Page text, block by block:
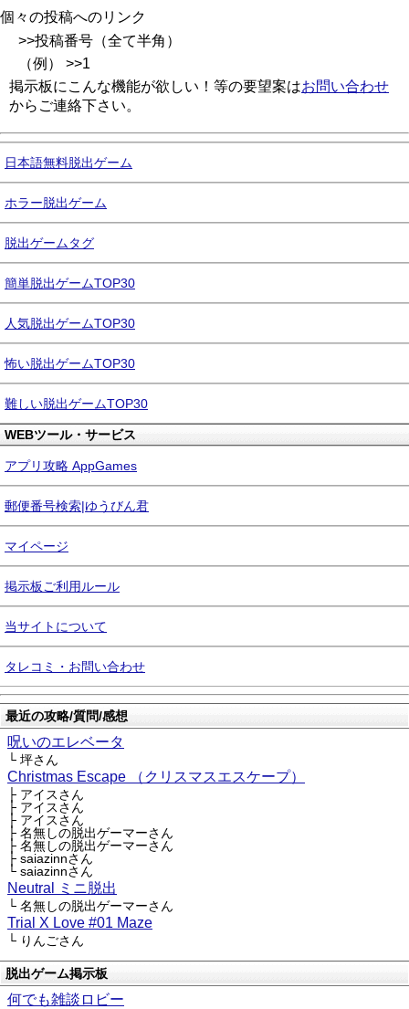
個々の投稿へのリンク
>>投稿番号（全て半角）
（例） >>1
掲示板にこんな機能が欲しい！等の要望案はお問い合わせ
からご連絡下さい。
日本語無料脱出ゲーム
ホラー脱出ゲーム
脱出ゲームタグ
簡単脱出ゲームTOP30
人気脱出ゲームTOP30
怖い脱出ゲームTOP30
難しい脱出ゲームTOP30
WEBツール・サービス
アプリ攻略 AppGames
郵便番号検索|ゆうびん君
マイページ
掲示板ご利用ルール
当サイトについて
タレコミ・お問い合わせ
最近の攻略/質問/感想
呪いのエレベータ
└ 坪さん
Christmas Escape （クリスマスエスケープ）
├ アイスさん
├ アイスさん
├ アイスさん
├ 名無しの脱出ゲーマーさん
├ 名無しの脱出ゲーマーさん
├ saiazinnさん
└ saiazinnさん
Neutral ミニ脱出
└ 名無しの脱出ゲーマーさん
Trial X Love #01 Maze
└ りんごさん
脱出ゲーム掲示板
何でも雑談ロビー